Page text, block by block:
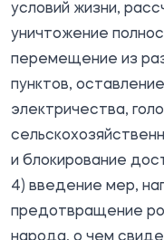
условий жизни,
уничтожение
перемещение из
пунктов,
электричества,
и блокирование
4) введение мер,
предотвращение